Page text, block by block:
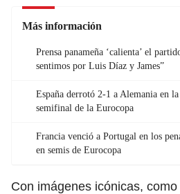
Más información
Prensa panameña ‘calienta’ el
sentimos por Luis Díaz y James”
España derrotó 2-1 a Alemania en
semifinal de la Eurocopa
Francia venció a Portugal en los
en semis de Eurocopa
Con imágenes icónicas,